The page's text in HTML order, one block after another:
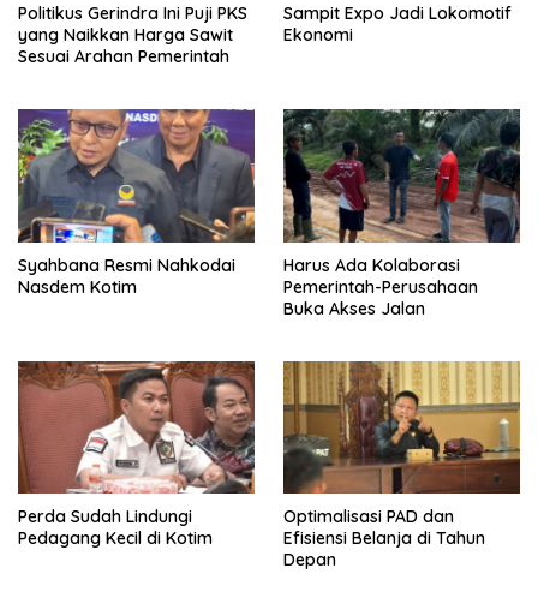
Politikus Gerindra Ini Puji PKS
yang Naikkan Harga Sawit
Sesuai Arahan Pemerintah
Sampit Expo Jadi Lokomotif
Ekonomi
Syahbana Resmi Nahkodai
Nasdem Kotim
Harus Ada Kolaborasi
Pemerintah-Perusahaan
Buka Akses Jalan
Perda Sudah Lindungi
Pedagang Kecil di Kotim
Optimalisasi PAD dan
Efisiensi Belanja di Tahun
Depan